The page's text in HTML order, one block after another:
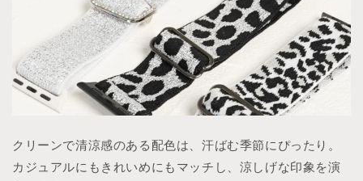
クリーンで清涼感のある配色は、汗ばむ季節にぴったり。
カジュアルにもきれいめにもマッチし、涼しげな印象を演